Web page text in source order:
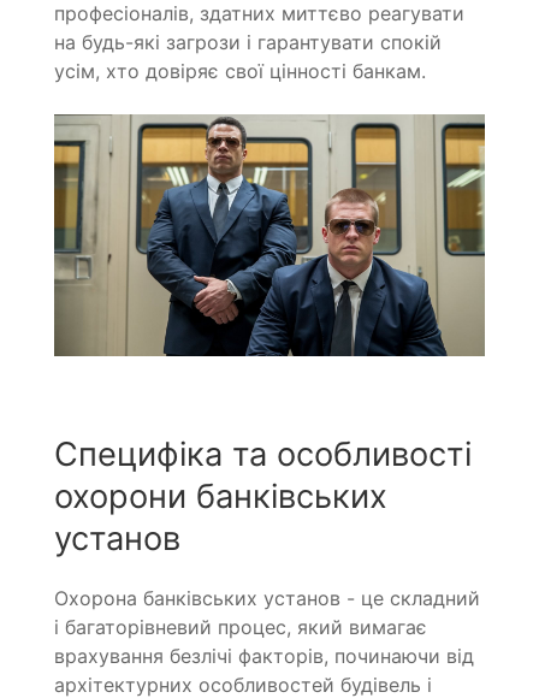
професіоналів, здатних миттєво реагувати
на будь-які загрози і гарантувати спокій
усім, хто довіряє свої цінності банкам.
Специфіка та особливості
охорони банківських
установ
Охорона банківських установ - це складний
і багаторівневий процес, який вимагає
врахування безлічі факторів, починаючи від
архітектурних особливостей будівель і